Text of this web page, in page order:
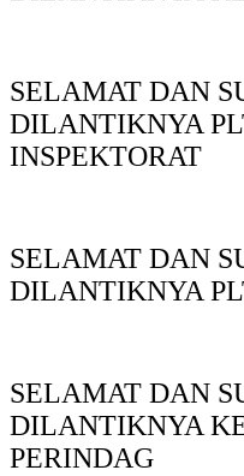
SELAMAT DAN
DILANTIKNYA
INSPEKTORAT
SELAMAT DAN
DILANTIKNYA
SELAMAT DAN
DILANTIKNYA
PERINDAG